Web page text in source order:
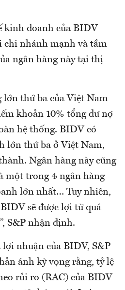
kinh doanh của BIDV
chi nhánh mạnh và tầm
ngân hàng này tại thị
lớn thứ ba của Việt Nam
khoản 10% tổng dư nợ
hệ thống. BIDV có
lớn thứ ba ở Việt Nam,
Ngân hàng này cũng
một trong 4 ngân hàng
lớn nhất… Tuy nhiên,
sẽ được lợi từ quá
S&P nhận định.
nhuận của BIDV, S&P
ánh kỳ vọng rằng, tỷ lệ
rủi ro (RAC) của BIDV